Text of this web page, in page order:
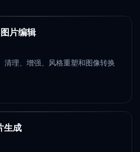
片编辑
清理、增强、风格重塑和图像转换
生成